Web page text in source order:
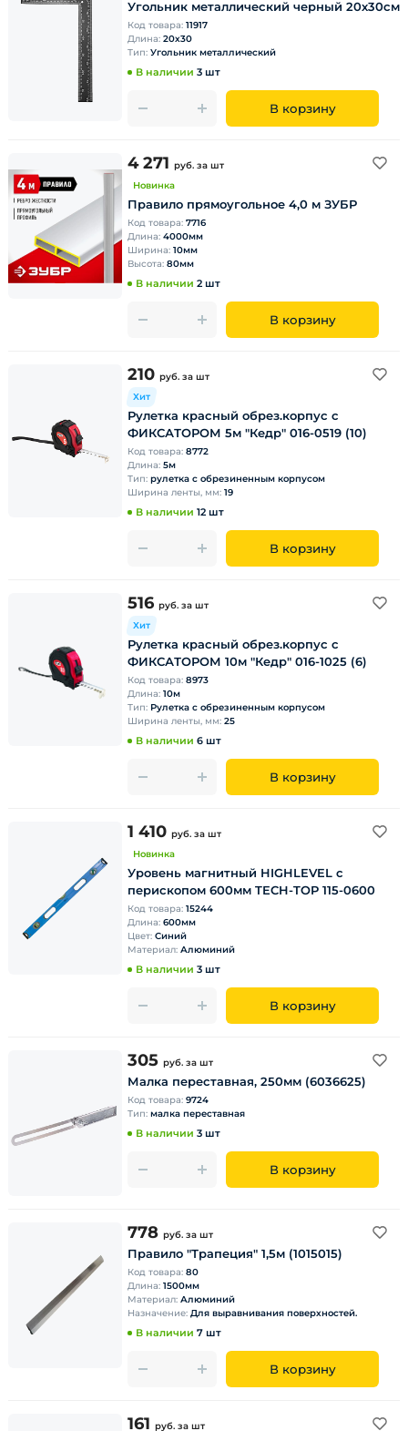
Угольник металлический черный 20х30см
Код товара: 11917
Длина: 20х30
Тип: Угольник металлический
В наличии 3 шт
В корзину
4 271 руб. за шт
Новинка
Правило прямоугольное 4,0 м ЗУБР
Код товара: 7716
Длина: 4000мм
Ширина: 10мм
Высота: 80мм
В наличии 2 шт
В корзину
210 руб. за шт
Хит
Рулетка красный обрез.корпус с
ФИКСАТОРОМ 5м "Кедр" 016-0519 (10)
Код товара: 8772
Длина: 5м
Тип: рулетка с обрезиненным корпусом
Ширина ленты, мм: 19
В наличии 12 шт
В корзину
516 руб. за шт
Хит
Рулетка красный обрез.корпус с
ФИКСАТОРОМ 10м "Кедр" 016-1025 (6)
Код товара: 8973
Длина: 10м
Тип: Рулетка с обрезиненным корпусом
Ширина ленты, мм: 25
В наличии 6 шт
В корзину
1 410 руб. за шт
Новинка
Уровень магнитный HIGHLEVEL с
перископом 600мм TECH-TOP 115-0600
Код товара: 15244
Длина: 600мм
Цвет: Синий
Материал: Алюминий
В наличии 3 шт
В корзину
305 руб. за шт
Малка переставная, 250мм (6036625)
Код товара: 9724
Тип: малка переставная
В наличии 3 шт
В корзину
778 руб. за шт
Правило "Трапеция" 1,5м (1015015)
Код товара: 80
Длина: 1500мм
Материал: Алюминий
Назначение: Для выравнивания поверхностей.
В наличии 7 шт
В корзину
161 руб. за шт